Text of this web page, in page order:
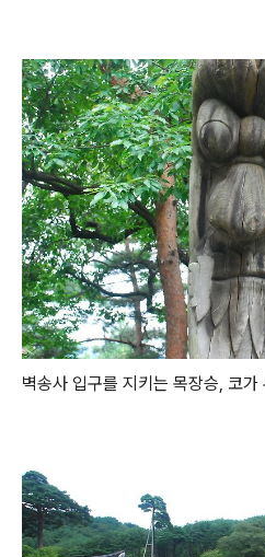
벽송사 입구를 지키는 목장승, 코가